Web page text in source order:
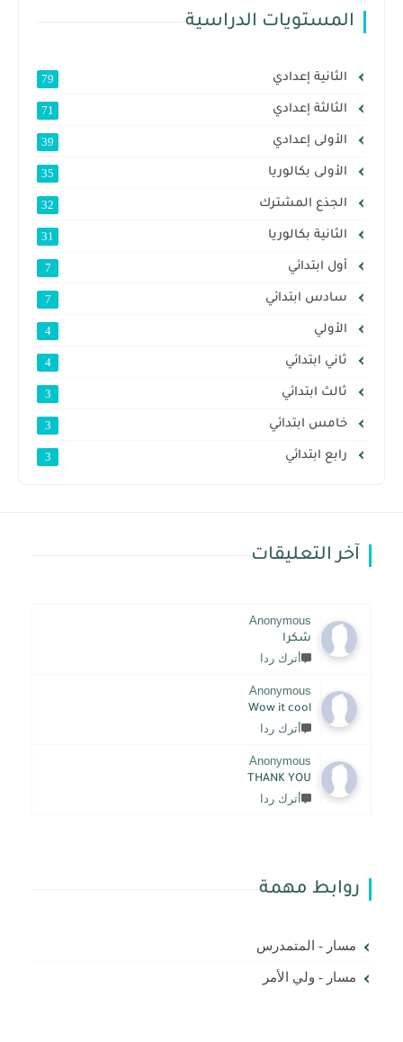
المستويات الدراسية
الثانية إعدادي 79
الثالثة إعدادي 71
الأولى إعدادي 39
الأولى بكالوريا 35
الجذع المشترك 32
الثانية بكالوريا 31
أول ابتدائي 7
سادس ابتدائي 7
الأولي 4
ثاني ابتدائي 4
ثالث ابتدائي 3
خامس ابتدائي 3
رابع ابتدائي 3
آخر التعليقات
Anonymous
شكرا
أترك ردا
Anonymous
Wow it cool
أترك ردا
Anonymous
THANK YOU
أترك ردا
روابط مهمة
مسار - المتمدرس
مسار - ولي الأمر